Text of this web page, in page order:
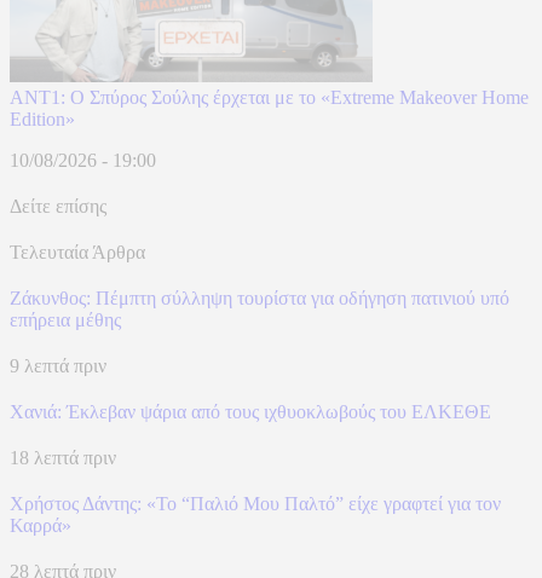
ANT1: Ο Σπύρος Σούλης έρχεται με το «Extreme Makeover Home
Edition»
10/08/2026 - 19:00
Δείτε επίσης
Τελευταία Άρθρα
Ζάκυνθος: Πέμπτη σύλληψη τουρίστα για οδήγηση πατινιού υπό
επήρεια μέθης
9 λεπτά πριν
Χανιά: Έκλεβαν ψάρια από τους ιχθυοκλωβούς του ΕΛΚΕΘΕ
18 λεπτά πριν
Χρήστος Δάντης: «Το “Παλιό Μου Παλτό” είχε γραφτεί για τον
Καρρά»
28 λεπτά πριν